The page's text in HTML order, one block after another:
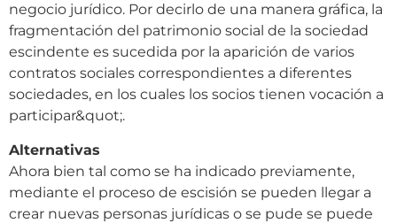
negocio jurídico. Por decirlo de una manera gráfica, la
fragmentación del patrimonio social de la sociedad
escindente es sucedida por la aparición de varios
contratos sociales correspondientes a diferentes
sociedades, en los cuales los socios tienen vocación a
participar&quot;.
Alternativas
Ahora bien tal como se ha indicado previamente,
mediante el proceso de escisión se pueden llegar a
crear nuevas personas jurídicas o se pude se puede